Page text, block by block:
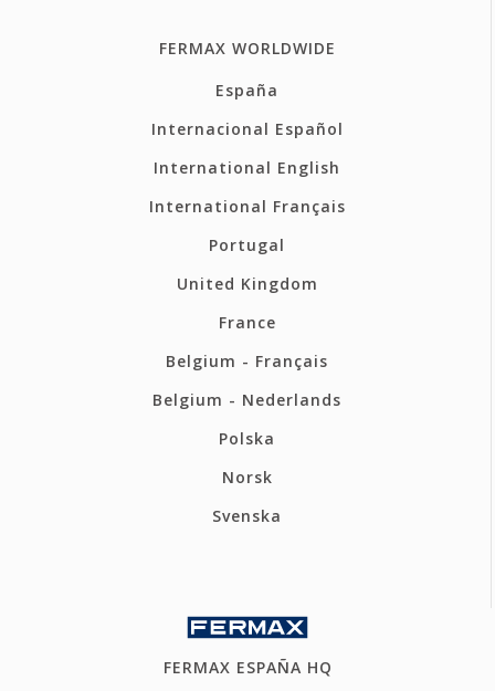
FERMAX WORLDWIDE
España
Internacional Español
International English
International Français
Portugal
United Kingdom
France
Belgium - Français
Belgium - Nederlands
Polska
Norsk
Svenska
FERMAX ESPAÑA HQ